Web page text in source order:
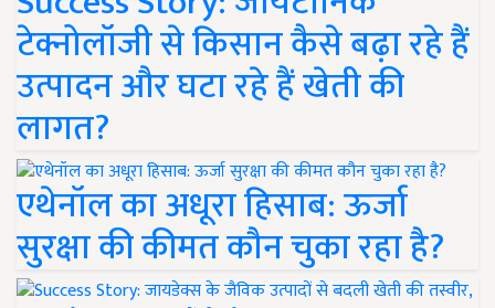
टेक्नोलॉजी से किसान कैसे बढ़ा रहे हैं
उत्पादन और घटा रहे हैं खेती की
लागत?
एथेनॉल का अधूरा हिसाब: ऊर्जा
सुरक्षा की कीमत कौन चुका रहा है?